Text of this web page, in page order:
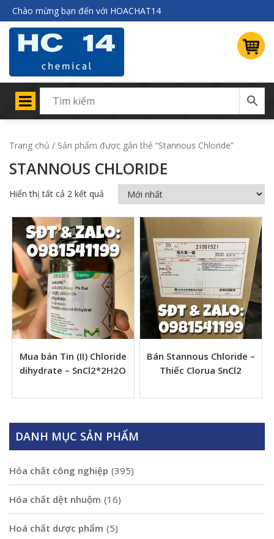
Chào mừng bạn đến với HOACHAT14
Trang chủ / Sản phẩm được gắn thẻ “Stannous Chloride”
STANNOUS CHLORIDE
Hiển thị tất cả 2 kết quả
Mua bán Tin (II) Chloride
dihydrate – SnCl2*2H2O
Bán Stannous Chloride –
Thiếc Clorua SnCl2
DANH MỤC SẢN PHẨM
Hóa chất công nghiệp (395)
Hóa chất dệt nhuộm (16)
Hoá chất dược phẩm (5)